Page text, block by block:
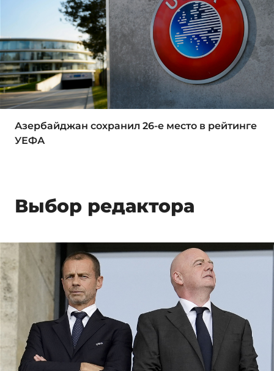
Азербайджан сохранил 26-е место в рейтинге
УЕФА
Выбор редактора